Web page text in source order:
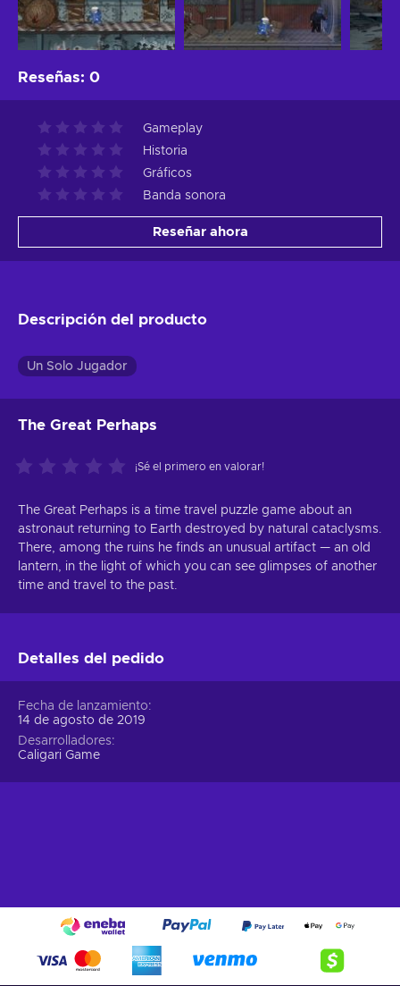
Reseñas: 0
Gameplay
Historia
Gráficos
Banda sonora
Reseñar ahora
Descripción del producto
Un Solo Jugador
The Great Perhaps
¡Sé el primero en valorar!
The Great Perhaps is a time travel puzzle game about an
astronaut returning to Earth destroyed by natural cataclysms.
There, among the ruins he finds an unusual artifact — an old
lantern, in the light of which you can see glimpses of another
time and travel to the past.
Detalles del pedido
Fecha de lanzamiento
14 de agosto de 2019
Desarrolladores
Caligari Game